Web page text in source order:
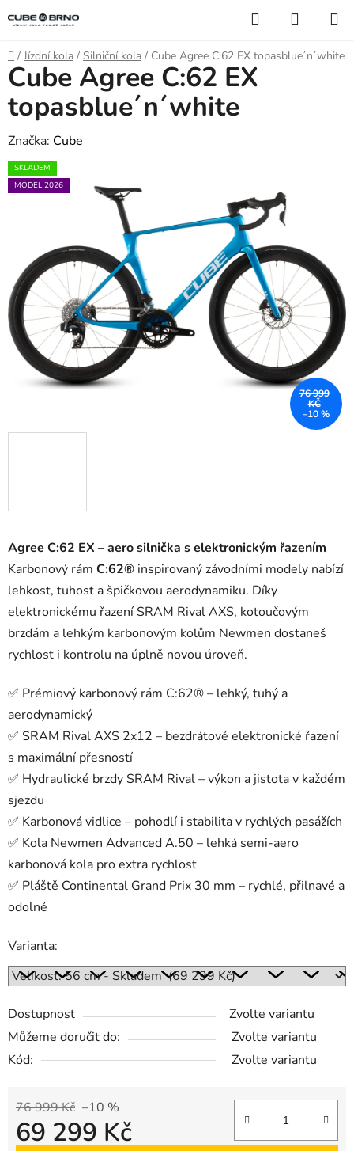
na
obsah
Hledat
KOŠÍK
Domů
/ Jízdní kola / Silniční kola / Cube Agree C:62 EX topasblue´n´white
Agree C:62 EX – aero silnička s elektronickým řazením
Karbonový rám C:62® inspirovaný závodními modely nabízí
lehkost, tuhost a špičkovou aerodynamiku. Díky
elektronickému řazení SRAM Rival AXS, kotoučovým
brzdám a lehkým karbonovým kolům Newmen dostaneš
rychlost i kontrolu na úplně novou úroveň.
✅ Prémiový karbonový rám C:62® – lehký, tuhý a
aerodynamický
✅ SRAM Rival AXS 2x12 – bezdrátové elektronické řazení
s maximální přesností
✅ Hydraulické brzdy SRAM Rival – výkon a jistota v každém
sjezdu
✅ Karbonová vidlice – pohodlí i stabilita v rychlých pasážích
✅ Kola Newmen Advanced A.50 – lehká semi-aero
karbonová kola pro extra rychlost
✅ Pláště Continental Grand Prix 30 mm – rychlé, přilnavé a
odolné
Varianta:
Dostupnost
Zvolte variantu
Můžeme doručit do:
Zvolte variantu
Kód:
Zvolte variantu
76 999 Kč –10 %
69 299 Kč
Cube Agree C:62 EX
topasblue´n´white
Značka: Cube
SKLADEM
MODEL 2026
76 999
KČ
–10 %